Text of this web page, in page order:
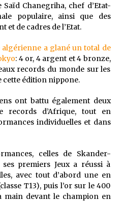
D’où viennent les contes et à
quoi servent-ils?
Saïd Chanegriha, chef d’Etat-
populaire, ainsi que des
et de cadres de l’Etat.
a glané un total de
: 4 or, 4 argent et 4 bronze,
records du monde sur les
cette édition nippone.
ont battu également deux
records d’Afrique, tout en
individuelles et dans
celles de Skander-
premiers Jeux a réussi à
avec tout d’abord une en
T13), puis l’or sur le 400
main devant le champion en